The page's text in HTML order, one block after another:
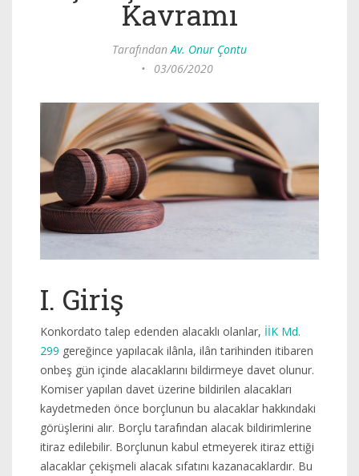
Kavramı
TarafındanAv. Onur Çontu
•
03/06/2020
I. Giriş
Konkordato talep edenden alacaklı olanlar, İİK Md.
299 gereğince yapılacak ilânla, ilân tarihinden itibaren
onbeş gün içinde alacaklarını bildirmeye davet olunur.
Komiser yapılan davet üzerine bildirilen alacakları
kaydetmeden önce borçlunun bu alacaklar hakkındaki
görüşlerini alır. Borçlu tarafından alacak bildirimlerine
itiraz edilebilir. Borçlunun kabul etmeyerek itiraz ettiği
alacaklar çekişmeli alacak sıfatını kazanacaklardır. Bu